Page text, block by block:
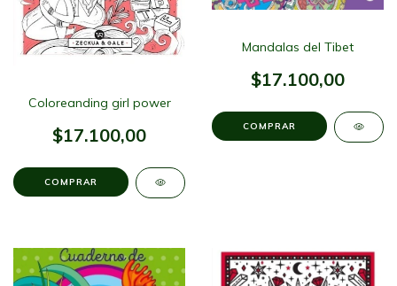
Coloreanding girl power
$17.100,00
Mandalas del Tibet
$17.100,00